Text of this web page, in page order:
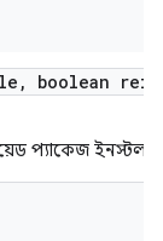
,
boolean
প্যাকেজ ইনস্টল